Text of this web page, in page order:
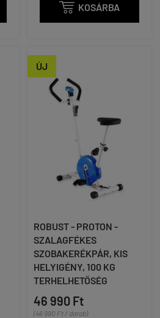
 KOSÁRBA
ÚJ
ROBUST - PROTON -
SZALAGFÉKES
SZOBAKERÉKPÁR, KIS
HELYIGÉNY, 100 KG
TERHELHETŐSÉG
46 990 Ft
(46 990 Ft / darab)